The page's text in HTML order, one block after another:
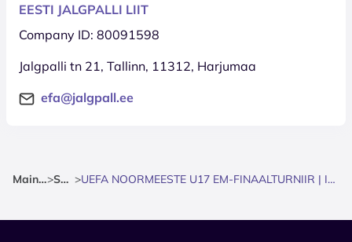
EESTI JALGPALLI LIIT
Company ID: 80091598
Jalgpalli tn 21, Tallinn, 11312, Harjumaa
efa@jalgpall.ee
Mainpage> Sports > UEFA NOORMEESTE U17 EM-FINAALTURNIIR | ITAALIA - PRANTSUSMAA